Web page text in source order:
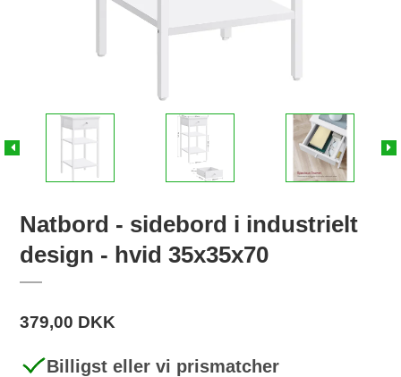
Natbord - sidebord i industrielt
design - hvid 35x35x70
379,00 DKK
Billigst eller vi prismatcher